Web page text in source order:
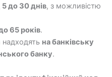
5 до 30 днів, з можливістю
65 років.
на банківську
банку.